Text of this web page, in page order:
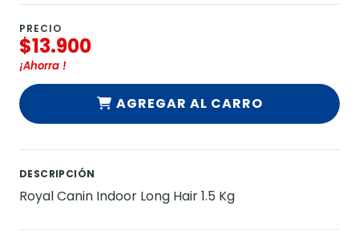
PRECIO
$13.900
¡Ahorra !
AGREGAR AL CARRO
DESCRIPCIÓN
Royal Canin Indoor Long Hair 1.5 Kg